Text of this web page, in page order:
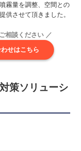
霧量を調整、空間との
供させて頂きました。
相談ください ／
せはこちら
策ソリューシ